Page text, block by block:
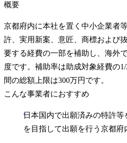
概要
京都府内に本社を置く中小企業者
許、実用新案、意匠、商標および
要する経費の一部を補助し、海外
度です。補助率は助成対象経費の
間の総額上限は300万円です。
こんな事業者におすすめ
日本国内で出願済みの特許
を目指して出願を行う京都府